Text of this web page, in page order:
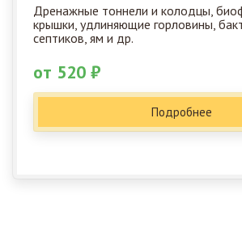
Дренажные тоннели и колодцы,
крышки, удлиняющие горловины,
септиков, ям и др.
от 520 ₽
Подробнее